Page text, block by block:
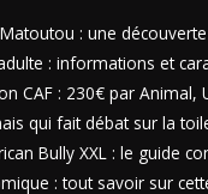
Matoutou : une
: informations et
CAF : 230€ par Animal,
qui fait débat sur la
Bully XXL : le guide
: tout savoir sur